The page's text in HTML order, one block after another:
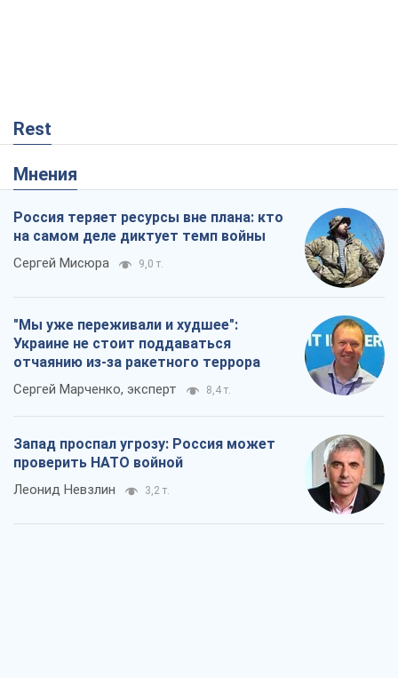
Rest
Мнения
Россия теряет ресурсы вне плана: кто
на самом деле диктует темп войны
Сергей Мисюра 9,0 т.
"Мы уже переживали и худшее":
Украине не стоит поддаваться
отчаянию из-за ракетного террора
Сергей Марченко, эксперт 8,4 т.
Запад проспал угрозу: Россия может
проверить НАТО войной
Леонид Невзлин 3,2 т.